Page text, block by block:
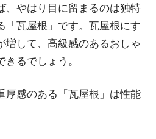
、やはり目に留まるのは独特
「瓦屋根」です。瓦屋根にす
増して、高級感のあるおしゃ
るでしょう。
厚感のある「瓦屋根」は性能